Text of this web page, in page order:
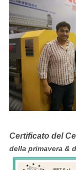
Certificato del
della primavera &